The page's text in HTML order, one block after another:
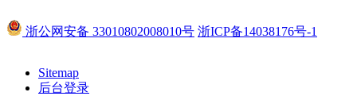
浙公网安备 33010802008010号 浙ICP备14038176号-1
Sitemap
后台登录